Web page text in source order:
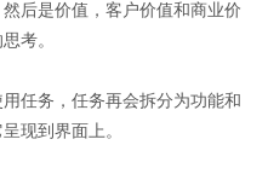
后是价值，客户价值和商业价
考。
任务，任务再会拆分为功能和
现到界面上。